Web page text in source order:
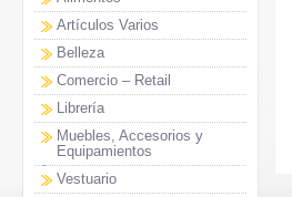
Artículos Varios
Belleza
Comercio – Retail
Librería
Muebles, Accesorios y
Equipamientos
Vestuario